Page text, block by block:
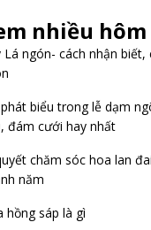
nhiều
Lá ngón- cách nhận biết,
biểu trong lễ dạm
đám cưới hay nhất
chăm sóc hoa lan
năm
hồng sáp là gì